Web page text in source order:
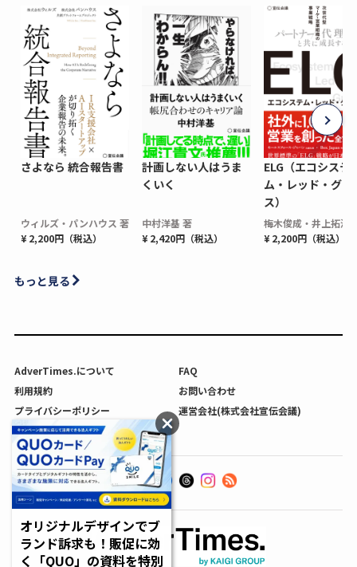
さよなら 統合報告書
ウィルズ・パンハウス 著
¥ 2,200円（税込）
計画しない人はうま
くいく
中村洋基 著
¥ 2,420円（税込）
ELG（エコシステ
ム・レッド・グロ
ス）
梅木俊成・井上拓海
¥ 2,200円（税込）
もっと見る
AdverTimes.について
FAQ
利用規約
お問い合わせ
プライバシーポリシー
運営会社(株式会社宣伝会議)
利用者情報の外部送信について
オリジナルデザインでブ
ランド訴求も！販促に効
く「QUO」の資料を特別